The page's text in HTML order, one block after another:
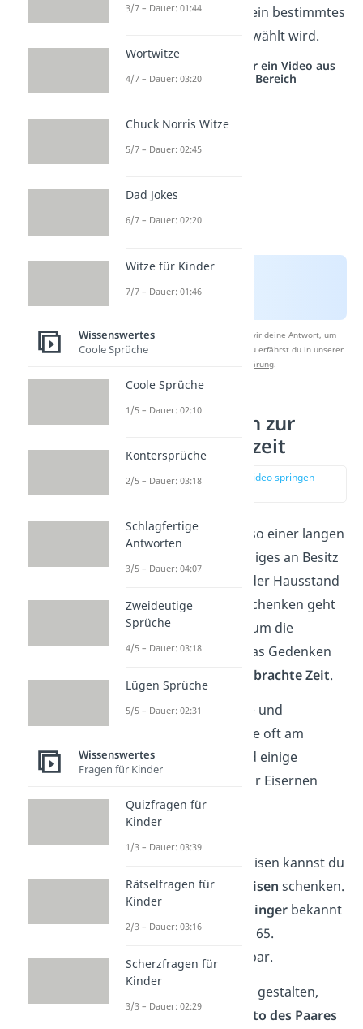
indem beispielsweise ein bestimmtes
Thema oder Motto gewählt wird.
Studyflix vernetzt: Hier ein Video aus
einem anderen Bereich
Nach Beantwortung speichern wir deine Antwort, um
Studyflix zu verbessern. Mehr dazu erfährst du in unserer
Datenschutzerklärung.
Geschenkideen zur
eisernen Hochzeit
zur Stelle im Video springen
Da das Ehepaar nach so einer langen
Zeit zu zweit schon einiges an Besitz
angesammelt hat, ist der Hausstand
komplett. Bei den Geschenken geht
es also hauptsächlich um die
Wertschätzung
und das Gedenken
gemeinsam verbrachte Zeit.
Daher sind gefühlvolle und
persönliche Geschenke oft am
passendsten. Hier sind einige
, die zur Eisernen
Hochzeit passen:
Hufeisen
Passend zum Thema Eisen kannst du
den Jubilaren ein
Hufeisen schenken.
Dieses ist als
Glücksbringer bekannt
und repräsentiert den 65.
Hochzeitstag wunderbar.
Um es persönlicher zu gestalten,
kannst du noch ein
Foto des Paares
3/7 – Dauer: 01:44
Wortwitze
4/7 – Dauer: 03:20
Chuck Norris Witze
5/7 – Dauer: 02:45
Dad Jokes
6/7 – Dauer: 02:20
Witze für Kinder
7/7 – Dauer: 01:46
Wissenswertes
Coole Sprüche
Coole Sprüche
1/5 – Dauer: 02:10
Kontersprüche
2/5 – Dauer: 03:18
Schlagfertige
Antworten
3/5 – Dauer: 04:07
Zweideutige
Sprüche
4/5 – Dauer: 03:18
Lügen Sprüche
5/5 – Dauer: 02:31
Wissenswertes
Fragen für Kinder
Quizfragen für
Kinder
1/3 – Dauer: 03:39
Rätselfragen für
Kinder
2/3 – Dauer: 03:16
Scherzfragen für
Kinder
3/3 – Dauer: 02:29